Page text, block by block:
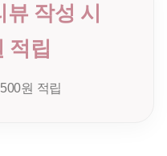
작성 시
적립
원 적립